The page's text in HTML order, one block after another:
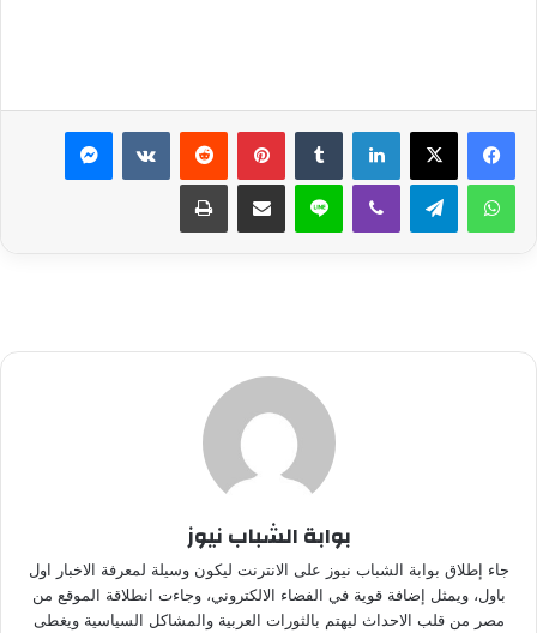
لينكدإن بينتيريست ماسنجر
واتساب تيلقرام ڤايبر لاين مشاركة عبر البريد طباعة
بوابة الشباب نيوز
جاء إطلاق بوابة الشباب نيوز على الانترنت ليكون وسيلة لمعرفة الاخبار اول
باول، ويمثل إضافة قوية في الفضاء الالكتروني، وجاءت انطلاقة الموقع من
مصر من قلب الاحداث ليهتم بالثورات العربية والمشاكل السياسية ويغطى